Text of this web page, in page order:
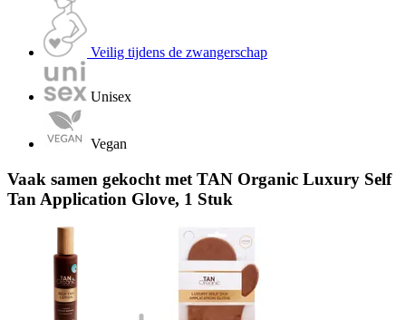
Veilig tijdens de zwangerschap
Unisex
Vegan
Vaak samen gekocht met TAN Organic Luxury Self
Tan Application Glove, 1 Stuk